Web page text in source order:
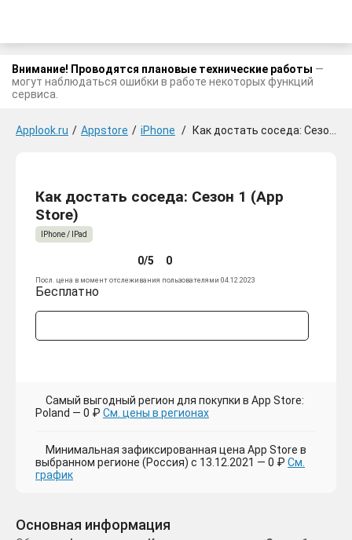
Внимание! Проводятся плановые технические работы —
могут наблюдаться ошибки в работе некоторых функций
сервиса.
Applook.ru / Appstore / iPhone / Как достать соседа: Сезон 1
Как достать соседа: Сезон 1 (App
Store)
IPhone / IPad
0/5 0
Посл. цена в момент отслеживания пользователями 04.12.2023
Бесплатно
Самый выгодный регион для покупки в App Store:
Poland — 0 ₽ См. цены в регионах
Минимальная зафиксированная цена App Store в
выбранном регионе (Россия) с 13.12.2021 — 0 ₽ См.
график
Основная информация